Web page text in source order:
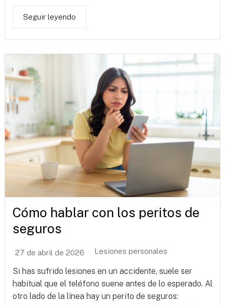
Seguir leyendo
Cómo hablar con los peritos de
seguros
27 de abril de 2026 Lesiones personales
Si has sufrido lesiones en un accidente, suele ser
habitual que el teléfono suene antes de lo esperado. Al
otro lado de la línea hay un perito de seguros: